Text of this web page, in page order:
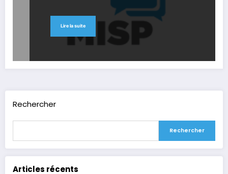
Lire la suite
Rechercher
Rechercher
Articles récents